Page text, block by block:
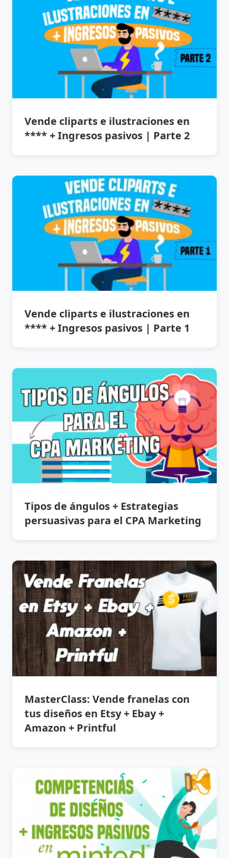
Vende cliparts e ilustraciones en
**** + Ingresos pasivos | Parte 2
Vende cliparts e ilustraciones en
**** + Ingresos pasivos | Parte 1
Tipos de ángulos + Estrategias
persuasivas para el CPA Marketing
MasterClass: Vende franelas con
tus diseños en Etsy + Ebay +
Amazon + Printful